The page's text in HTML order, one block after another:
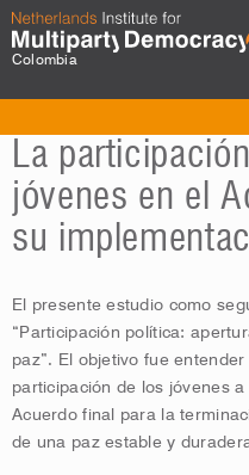
Colombia
La
jóvenes en el
su
El presente estudio como
“Participación política:
paz”. El objetivo fue
participación de los jóvenes
Acuerdo final para la
de una paz estable y